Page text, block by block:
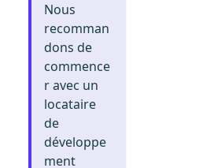
Nous
recomman
dons de
commence
r avec un
locataire
de
développe
ment